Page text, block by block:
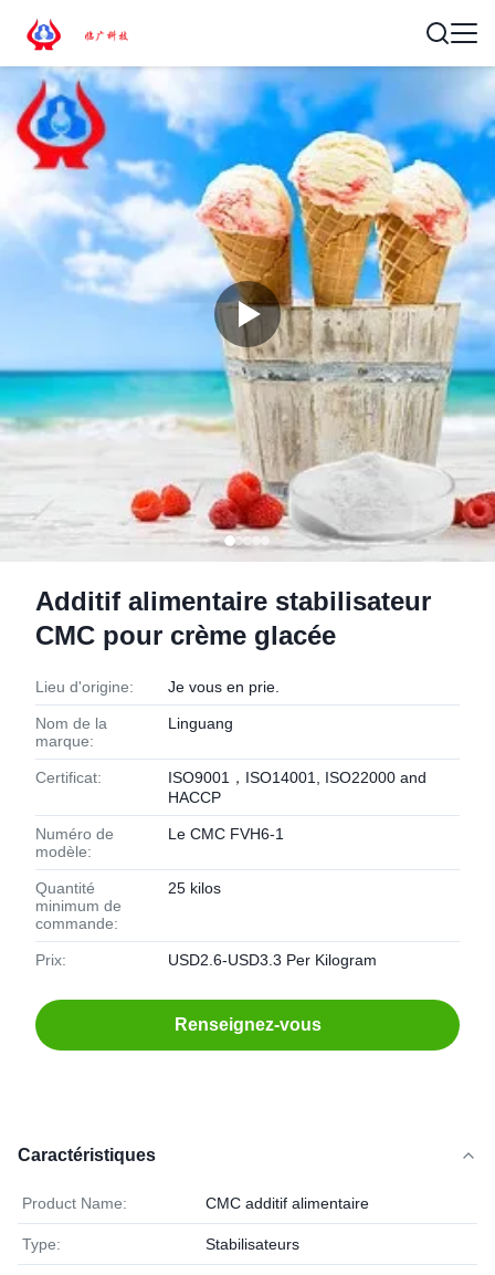
Additif alimentaire stabilisateur
CMC pour crème glacée
Lieu d'origine: Je vous en prie.
Nom de la
marque:
Linguang
Certificat:
ISO9001，ISO14001, ISO22000 and
HACCP
Numéro de
modèle:
Le CMC FVH6-1
Quantité
minimum de
commande:
25 kilos
Prix: USD2.6-USD3.3 Per Kilogram
Renseignez-vous
Caractéristiques
Product Name: CMC additif alimentaire
Type: Stabilisateurs